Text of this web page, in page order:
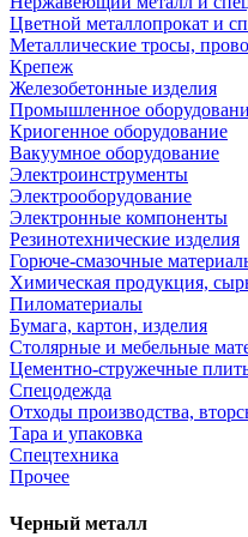
Цветной металлопрокат и
Металлические тросы,
Крепеж
Железобетонные изделия
Промышленное
Криогенное оборудование
Вакуумное оборудование
Электроинструменты
Электрооборудование
Электронные компоненты
Резинотехнические изделия
Горюче-смазочные
Химическая продукция,
Пиломатериалы
Бумага, картон, изделия
Столярные и мебельные
Цементно-стружечные
Спецодежда
Отходы производства,
Тара и упаковка
Спецтехника
Прочее
Черный металл